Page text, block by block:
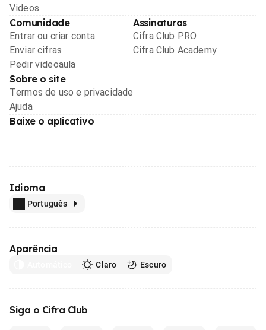
Videos
Comunidade
Entrar ou criar conta
Enviar cifras
Pedir videoaula
Assinaturas
Cifra Club PRO
Cifra Club Academy
Sobre o site
Termos de uso e privacidade
Ajuda
Baixe o aplicativo
Idioma
Português
Aparência
Claro Escuro
Siga o Cifra Club